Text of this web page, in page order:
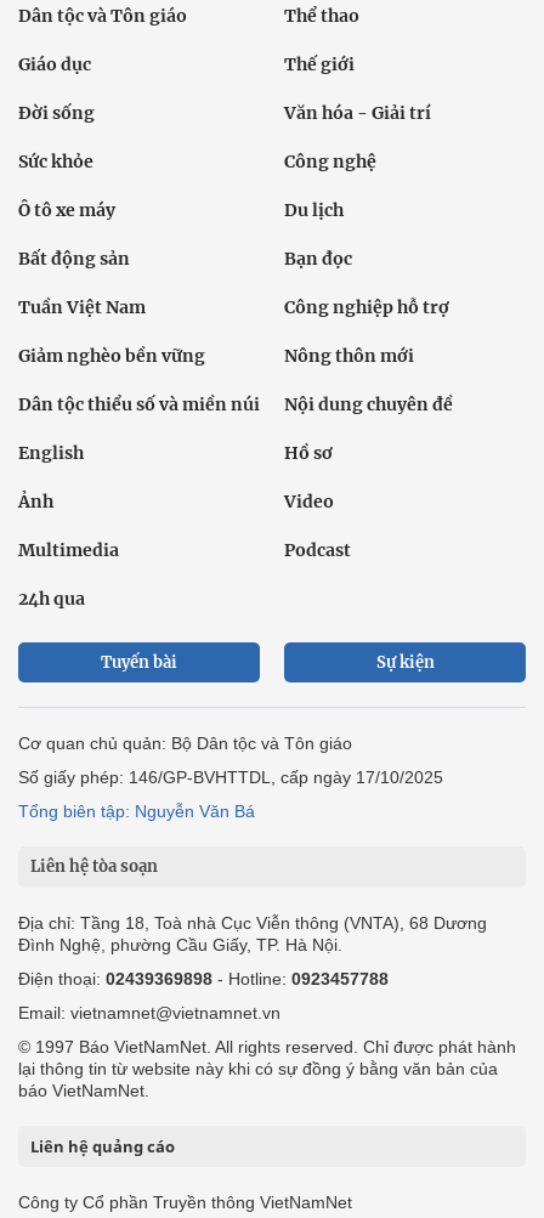
Dân tộc và Tôn giáo Thể thao
Giáo dục Thế giới
Đời sống Văn hóa - Giải trí
Sức khỏe Công nghệ
Ô tô xe máy Du lịch
Bất động sản Bạn đọc
Tuần Việt Nam Công nghiệp hỗ trợ
Giảm nghèo bền vững Nông thôn mới
Dân tộc thiểu số và miền núi Nội dung chuyên đề
English Hồ sơ
Ảnh Video
Multimedia Podcast
24h qua
Tuyến bài Sự kiện
Cơ quan chủ quản: Bộ Dân tộc và Tôn giáo
Số giấy phép: 146/GP-BVHTTDL, cấp ngày 17/10/2025
Tổng biên tập: Nguyễn Văn Bá
Liên hệ tòa soạn
Địa chỉ: Tầng 18, Toà nhà Cục Viễn thông (VNTA), 68 Dương
Đình Nghệ, phường Cầu Giấy, TP. Hà Nội.
Điện thoại: 02439369898 - Hotline: 0923457788
Email: vietnamnet@vietnamnet.vn
© 1997 Báo VietNamNet. All rights reserved. Chỉ được phát hành
lại thông tin từ website này khi có sự đồng ý bằng văn bản của
báo VietNamNet.
Liên hệ quảng cáo
Công ty Cổ phần Truyền thông VietNamNet